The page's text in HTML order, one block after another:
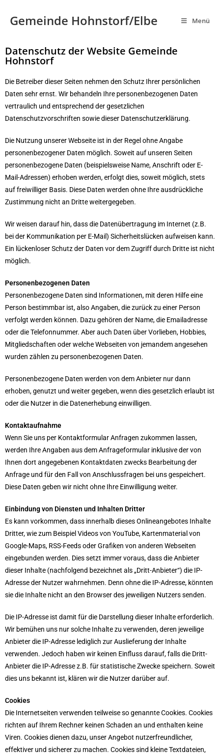
Gemeinde Hohnstorf/Elbe Menü
Datenschutz der Website Gemeinde
Hohnstorf
Die Betreiber dieser Seiten nehmen den Schutz Ihrer persönlichen
Daten sehr ernst. Wir behandeln Ihre personenbezogenen Daten
vertraulich und entsprechend der gesetzlichen
Datenschutzvorschriften sowie dieser Datenschutzerklärung.
Die Nutzung unserer Webseite ist in der Regel ohne Angabe
personenbezogener Daten möglich. Soweit auf unseren Seiten
personenbezogene Daten (beispielsweise Name, Anschrift oder E-
Mail-Adressen) erhoben werden, erfolgt dies, soweit möglich, stets
auf freiwilliger Basis. Diese Daten werden ohne Ihre ausdrückliche
Zustimmung nicht an Dritte weitergegeben.
Wir weisen darauf hin, dass die Datenübertragung im Internet (z.B.
bei der Kommunikation per E-Mail) Sicherheitslücken aufweisen kann.
Ein lückenloser Schutz der Daten vor dem Zugriff durch Dritte ist nicht
möglich.
Personenbezogenen Daten
Personenbezogene Daten sind Informationen, mit deren Hilfe eine
Person bestimmbar ist, also Angaben, die zurück zu einer Person
verfolgt werden können. Dazu gehören der Name, die Emailadresse
oder die Telefonnummer. Aber auch Daten über Vorlieben, Hobbies,
Mitgliedschaften oder welche Webseiten von jemandem angesehen
wurden zählen zu personenbezogenen Daten.
Personenbezogene Daten werden von dem Anbieter nur dann
erhoben, genutzt und weiter gegeben, wenn dies gesetzlich erlaubt ist
oder die Nutzer in die Datenerhebung einwilligen.
Kontaktaufnahme
Wenn Sie uns per Kontaktformular Anfragen zukommen lassen,
werden Ihre Angaben aus dem Anfrageformular inklusive der von
Ihnen dort angegebenen Kontaktdaten zwecks Bearbeitung der
Anfrage und für den Fall von Anschlussfragen bei uns gespeichert.
Diese Daten geben wir nicht ohne Ihre Einwilligung weiter.
Einbindung von Diensten und Inhalten Dritter
Es kann vorkommen, dass innerhalb dieses Onlineangebotes Inhalte
Dritter, wie zum Beispiel Videos von YouTube, Kartenmaterial von
Google-Maps, RSS-Feeds oder Grafiken von anderen Webseiten
eingebunden werden. Dies setzt immer voraus, dass die Anbieter
dieser Inhalte (nachfolgend bezeichnet als „Dritt-Anbieter“) die IP-
Adresse der Nutzer wahrnehmen. Denn ohne die IP-Adresse, könnten
sie die Inhalte nicht an den Browser des jeweiligen Nutzers senden.
Die IP-Adresse ist damit für die Darstellung dieser Inhalte erforderlich.
Wir bemühen uns nur solche Inhalte zu verwenden, deren jeweilige
Anbieter die IP-Adresse lediglich zur Auslieferung der Inhalte
verwenden. Jedoch haben wir keinen Einfluss darauf, falls die Dritt-
Anbieter die IP-Adresse z.B. für statistische Zwecke speichern. Soweit
dies uns bekannt ist, klären wir die Nutzer darüber auf.
Cookies
Die Internetseiten verwenden teilweise so genannte Cookies. Cookies
richten auf Ihrem Rechner keinen Schaden an und enthalten keine
Viren. Cookies dienen dazu, unser Angebot nutzerfreundlicher,
effektiver und sicherer zu machen. Cookies sind kleine Textdateien,